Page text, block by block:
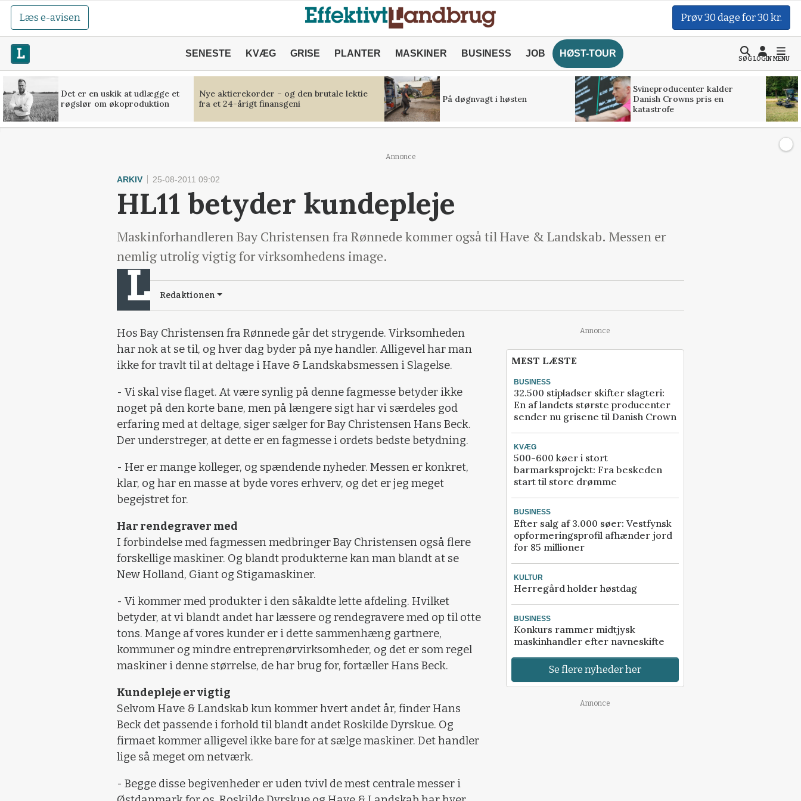
Læs e-avisen Prøv 30 dage for 30 kr.
SENESTE KVÆG GRISE PLANTER MASKINER BUSINESS JOB HØST-TOUR
SØGLOGINMENU
Det er en uskik at udlægge et
røgslør om økoproduktion
Nye aktierekorder – og den brutale lektie
fra et 24-årigt finansgeni
På døgnvagt i høsten
Svineproducenter kalder
Danish Crowns pris en
katastrofe
Annonce
ARKIV 25-08-2011 09:02
HL11 betyder kundepleje
Maskinforhandleren Bay Christensen fra Rønnede kommer også til Have & Landskab. Messen er
nemlig utrolig vigtig for virksomhedens image.
Redaktionen
Hos Bay Christensen fra Rønnede går det strygende. Virksomheden
har nok at se til, og hver dag byder på nye handler. Alligevel har man
ikke for travlt til at deltage i Have & Landskabsmessen i Slagelse.
- Vi skal vise flaget. At være synlig på denne fagmesse betyder ikke
noget på den korte bane, men på længere sigt har vi særdeles god
erfaring med at deltage, siger sælger for Bay Christensen Hans Beck.
Der understreger, at dette er en fagmesse i ordets bedste betydning.
- Her er mange kolleger, og spændende nyheder. Messen er konkret,
klar, og har en masse at byde vores erhverv, og det er jeg meget
begejstret for.
Har rendegraver med
I forbindelse med fagmessen medbringer Bay Christensen også flere
forskellige maskiner. Og blandt produkterne kan man blandt at se
New Holland, Giant og Stigamaskiner.
- Vi kommer med produkter i den såkaldte lette afdeling. Hvilket
betyder, at vi blandt andet har læssere og rendegravere med op til otte
tons. Mange af vores kunder er i dette sammenhæng gartnere,
kommuner og mindre entreprenørvirksomheder, og det er som regel
maskiner i denne størrelse, de har brug for, fortæller Hans Beck.
Kundepleje er vigtig
Selvom Have & Landskab kun kommer hvert andet år, finder Hans
Beck det passende i forhold til blandt andet Roskilde Dyrskue. Og
firmaet kommer alligevel ikke bare for at sælge maskiner. Det handler
lige så meget om netværk.
- Begge disse begivenheder er uden tvivl de mest centrale messer i
Annonce
MEST LÆSTE
BUSINESS
32.500 stipladser skifter slagteri:
En af landets største producenter
sender nu grisene til Danish Crown
KVÆG
500-600 køer i stort
barmarksprojekt: Fra beskeden
start til store drømme
BUSINESS
Efter salg af 3.000 søer: Vestfynsk
opformeringsprofil afhænder jord
for 85 millioner
KULTUR
Herregård holder høstdag
BUSINESS
Konkurs rammer midtjysk
maskinhandler efter navneskifte
Se flere nyheder her
Annonce